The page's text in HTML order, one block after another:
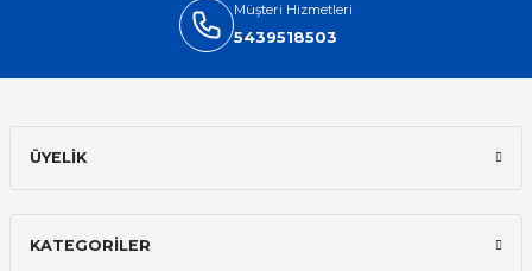
Müşteri Hizmetleri
5439518503
ÜYELİK
KATEGORİLER